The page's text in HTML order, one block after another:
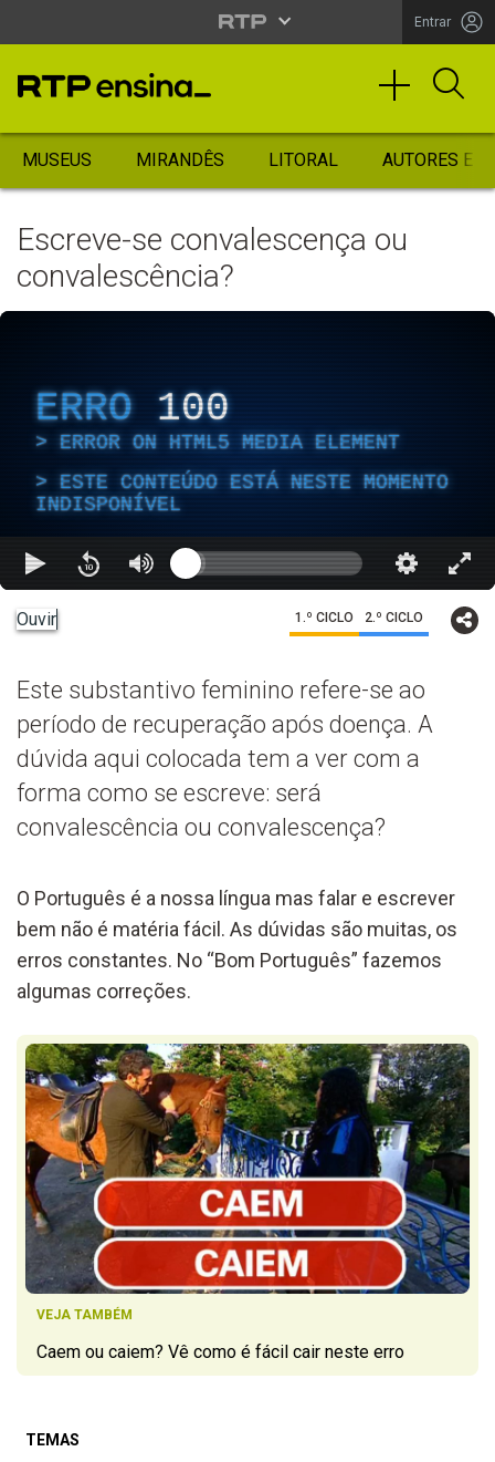
Entrar
MUSEUS MIRANDÊS LITORAL AUTORES
Escreve-se convalescença ou
convalescência?
ERRO 100
ERROR ON HTML5 MEDIA ELEMENT
ESTE CONTEÚDO ESTÁ NESTE MOMENTO
INDISPONÍVEL
Ouvir 1.º CICLO 2.º CICLO
Este substantivo feminino refere-se ao
período de recuperação após doença. A
dúvida aqui colocada tem a ver com a
forma como se escreve: será
convalescência ou convalescença?
O Português é a nossa língua mas falar e escrever
bem não é matéria fácil. As dúvidas são muitas, os
erros constantes. No “Bom Português” fazemos
algumas correções.
VEJA TAMBÉM
Caem ou caiem? Vê como é fácil cair neste erro
TEMAS